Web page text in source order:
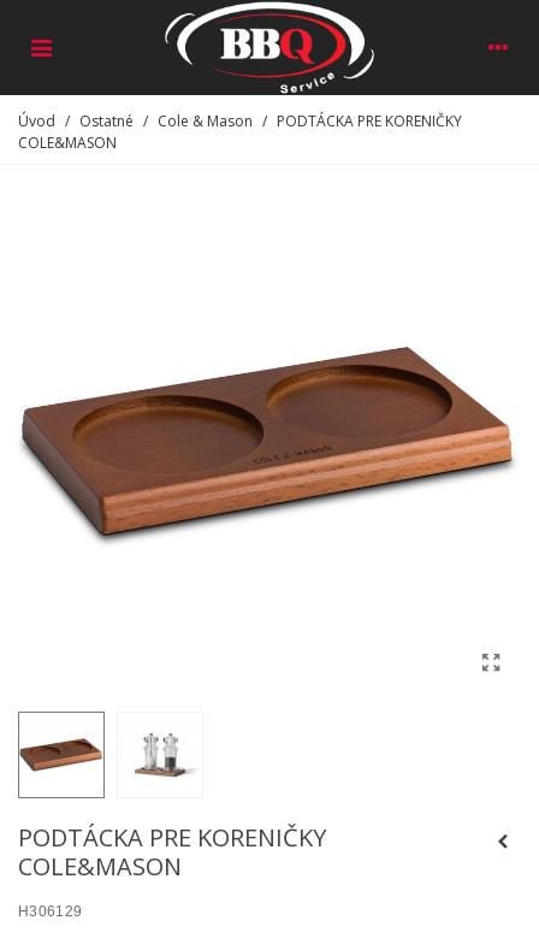
Úvod / Ostatné / Cole & Mason / PODTÁCKA PRE KORENIČKY
COLE&MASON
PODTÁCKA PRE KORENIČKY
COLE&MASON
H306129